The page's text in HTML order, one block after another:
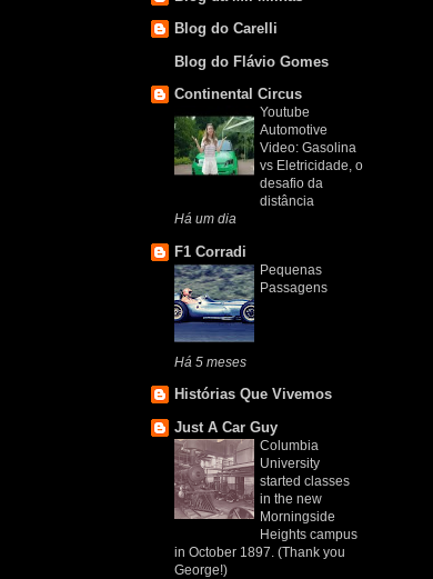
Blog do Carelli
Blog do Flávio Gomes
Continental Circus
Youtube
Automotive
Video: Gasolina
vs Eletricidade, o
desafio da
distância
Há um dia
F1 Corradi
Pequenas
Passagens
Há 5 meses
Histórias Que Vivemos
Just A Car Guy
Columbia
University
started classes
in the new
Morningside
Heights campus
in October 1897. (Thank you
George!)